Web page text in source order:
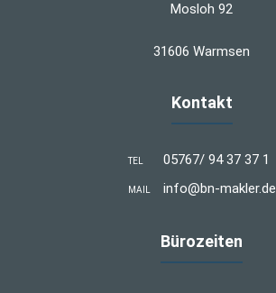
Mosloh 92
31606 Warmsen
Kontakt
TEL 05767/ 94 37 37 1
MAIL info@bn-makler.de
Bürozeiten